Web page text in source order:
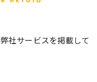
社サービスを掲載して